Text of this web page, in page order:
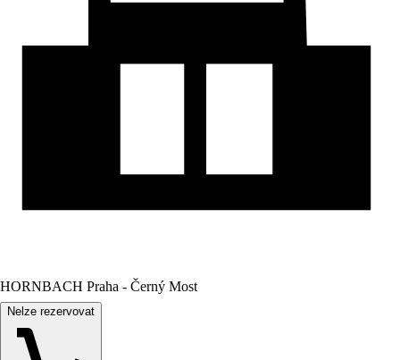
HORNBACH Praha - Černý Most
Nelze rezervovat